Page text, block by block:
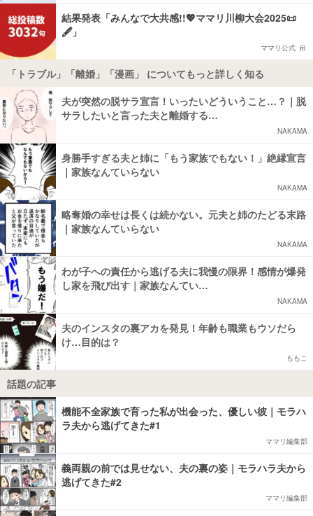
結果発表「みんなで大共感!!💖ママリ川柳大会2025📜
🖋️」
ママリ公式
「トラブル」「離婚」「漫画」 についてもっと詳しく知る
夫が突然の脱サラ宣言！いったいどういうこと…？｜脱
サラしたいと言った夫と離婚する…
NAKAMA
身勝手すぎる夫と姉に「もう家族でもない！」絶縁宣言
｜家族なんていらない
NAKAMA
略奪婚の幸せは長くは続かない。元夫と姉のたどる末路
｜家族なんていらない
NAKAMA
わが子への責任から逃げる夫に我慢の限界！感情が爆発
し家を飛び出す｜家族なんてい…
NAKAMA
夫のインスタの裏アカを発見！年齢も職業もウソだら
け…目的は？
ももこ
話題の記事
機能不全家族で育った私が出会った、優しい彼｜モラハ
ラ夫から逃げてきた#1
ママリ編集部
義両親の前では見せない、夫の裏の姿｜モラハラ夫から
逃げてきた#2
ママリ編集部